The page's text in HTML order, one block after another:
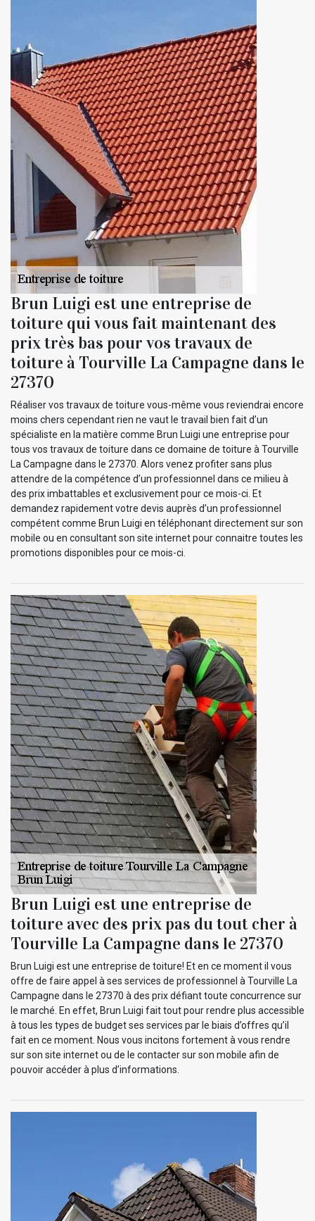
Brun Luigi est une entreprise de
toiture qui vous fait maintenant des
prix très bas pour vos travaux de
toiture à Tourville La Campagne dans le
27370
Réaliser vos travaux de toiture vous-même vous reviendrai encore
moins chers cependant rien ne vaut le travail bien fait d’un
spécialiste en la matière comme Brun Luigi une entreprise pour
tous vos travaux de toiture dans ce domaine de toiture à Tourville
La Campagne dans le 27370. Alors venez profiter sans plus
attendre de la compétence d’un professionnel dans ce milieu à
des prix imbattables et exclusivement pour ce mois-ci. Et
demandez rapidement votre devis auprès d’un professionnel
compétent comme Brun Luigi en téléphonant directement sur son
mobile ou en consultant son site internet pour connaitre toutes les
promotions disponibles pour ce mois-ci.
Brun Luigi est une entreprise de
toiture avec des prix pas du tout cher à
Tourville La Campagne dans le 27370
Brun Luigi est une entreprise de toiture! Et en ce moment il vous
offre de faire appel à ses services de professionnel à Tourville La
Campagne dans le 27370 à des prix défiant toute concurrence sur
le marché. En effet, Brun Luigi fait tout pour rendre plus accessible
à tous les types de budget ses services par le biais d’offres qu’il
fait en ce moment. Nous vous incitons fortement à vous rendre
sur son site internet ou de le contacter sur son mobile afin de
pouvoir accéder à plus d’informations.